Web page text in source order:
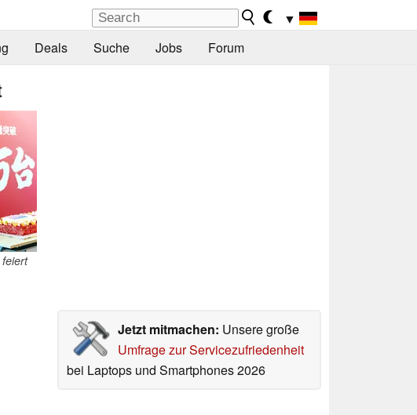
▼
Deals Suche Jobs Forum
Jetzt mitmachen: Unsere große
Umfrage zur Servicezufriedenheit
bei Laptops und Smartphones 2026